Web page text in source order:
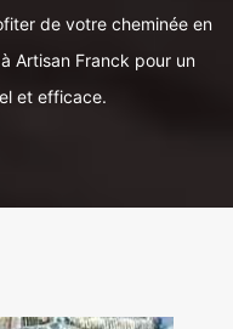
de votre cheminée en
Artisan Franck pour un
et efficace.